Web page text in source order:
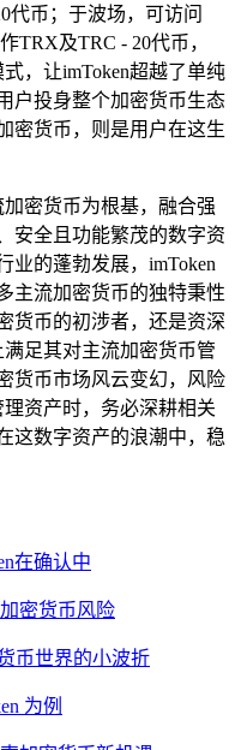
代币；于波场，可访问
TRX及TRC - 20代币，
，让imToken超越了单纯
户投身整个加密货币生态
密货币，则是用户在这生
密货币为根基，融合强
安全且功能繁茂的数字资
业的蓬勃发展，imToken
主流加密货币的独特秉性
货币的初涉者，还是资深
足其对主流加密货币管
货币市场风云变幻，风险
资产时，务必深耕相关
这数字资产的浪潮中，稳
在确认中
密货币风险
币世界的小波折
为例